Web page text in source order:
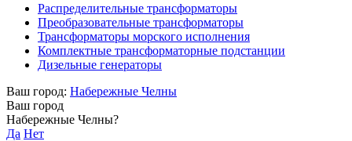
Распределительные трансформаторы
Преобразовательные трансформаторы
Трансформаторы морского исполнения
Комплектные трансформаторные подстанции
Дизельные генераторы
Ваш город: Набережные Челны
Ваш город
Набережные Челны?
Да Нет